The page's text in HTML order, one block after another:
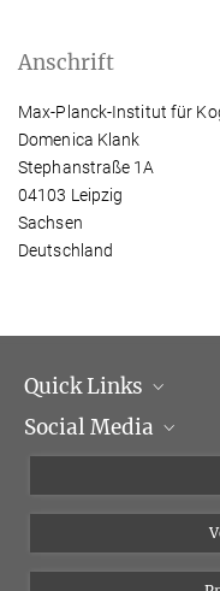
Anschrift
Max-Planck-Institut für
Domenica Klank
Stephanstraße 1A
04103 Leipzig
Sachsen
Deutschland
Quick Links
Institutsleitung
Social Media
YouTube